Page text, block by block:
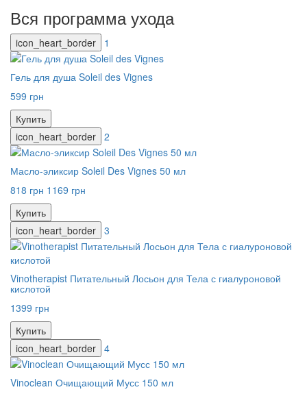
Вся программа ухода
icon_heart_border 1
Гель для душа Soleil des Vignes
599 грн
Купить
icon_heart_border 2
Масло-эликсир Soleil Des Vignes 50 мл
818 грн 1169 грн
Купить
icon_heart_border 3
Vinotherapist Питательный Лосьон для Тела с гиалуроновой
кислотой
1399 грн
Купить
icon_heart_border 4
Vinoclean Очищающий Мусс 150 мл